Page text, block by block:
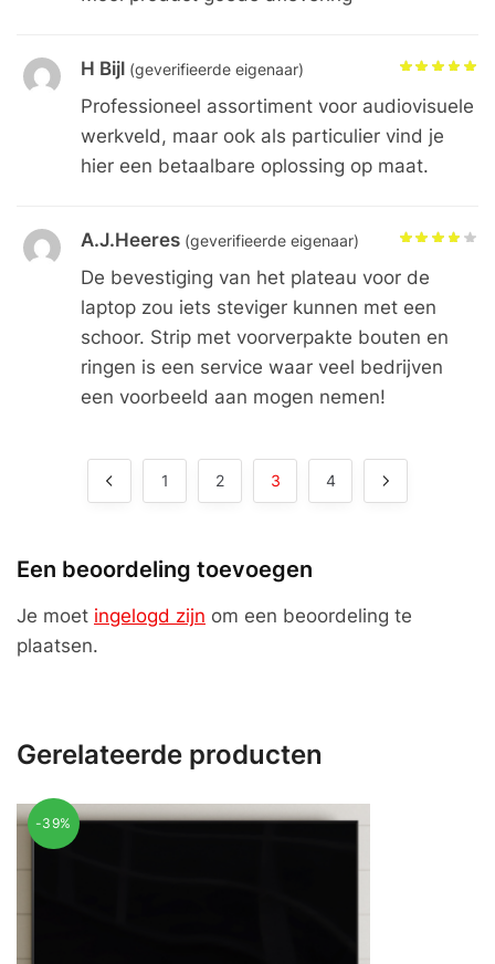
H Bijl (geverifieerde eigenaar)
Professioneel assortiment voor audiovisuele
werkveld, maar ook als particulier vind je
hier een betaalbare oplossing op maat.
A.J.Heeres (geverifieerde eigenaar)
De bevestiging van het plateau voor de
laptop zou iets steviger kunnen met een
schoor. Strip met voorverpakte bouten en
ringen is een service waar veel bedrijven
een voorbeeld aan mogen nemen!
1 2 3 4
Een beoordeling toevoegen
Je moet ingelogd zijn om een beoordeling te
plaatsen.
Gerelateerde producten
-39%